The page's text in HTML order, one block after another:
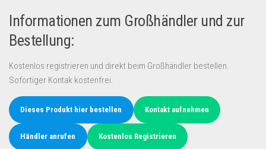
Informationen zum Großhändler und zur
Bestellung:
Kostenlos registrieren und direkt beim Großhändler bestellen.
Sofortiger Kontak kostenfrei.
Dieses Produkt hier bestellen Kontakt aufnehmen
Händler anrufen Kostenlos Registrieren